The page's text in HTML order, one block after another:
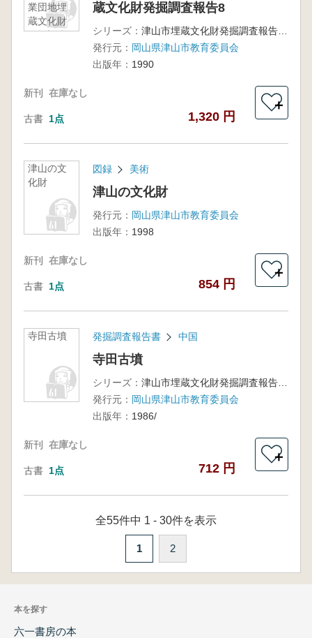
業団地埋
蔵文化財
発掘調査
蔵文化財発掘調査報告8
シリーズ：
津山市埋蔵文化財発掘調査報告第38集
発行元： 岡山県津山市教育委員会
出版年： 1990
新刊 在庫なし
古書 1点 1,320 円
＋
津山の文
化財
図録 美術
津山の文化財
発行元： 岡山県津山市教育委員会
出版年： 1998
新刊 在庫なし
古書 1点 854 円
＋
寺田古墳 発掘調査報告書 中国
寺田古墳
シリーズ：
津山市埋蔵文化財発掘調査報告第22集
発行元： 岡山県津山市教育委員会
出版年： 1986/
新刊 在庫なし
古書 1点 712 円
＋
全55件中 1 - 30件を表示
1 2
本を探す
六一書房の本